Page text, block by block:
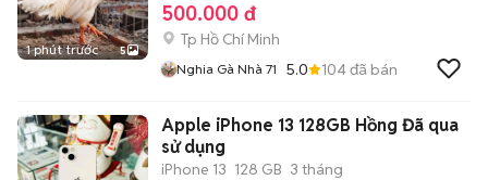
1 phút trước 5
500.000 đ
Tp Hồ Chí Minh
Nghia Gà Nhà 71 5.0 104đã bán
Apple iPhone 13 128GB Hồng Đã qua
sử dụng
iPhone 13 128 GB 3 tháng